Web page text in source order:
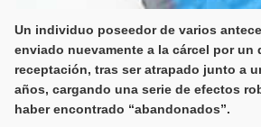
Un individuo poseedor de varios
enviado nuevamente a la cárcel por un
receptación, tras ser atrapado junto a
años, cargando una serie de efectos
haber encontrado “abandonados”.